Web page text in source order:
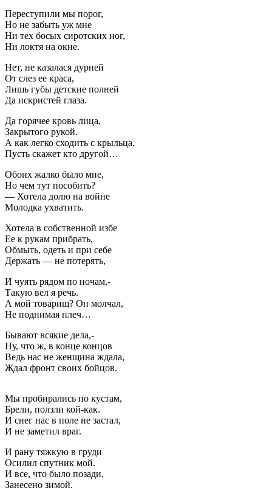
Переступили мы порог,
Но не забыть уж мне
Ни тех босых сиротских ног,
Ни локтя на окне.
Нет, не казалася дурней
От слез ее краса,
Лишь губы детские полней
Да искристей глаза.
Да горячее кровь лица,
Закрытого рукой.
А как легко сходить с крыльца,
Пусть скажет кто другой…
Обоих жалко было мне,
Но чем тут пособить?
— Хотела долю на войне
Молодка ухватить.
Хотела в собственной избе
Ее к рукам прибрать,
Обмыть, одеть и при себе
Держать — не потерять,
И чуять рядом по ночам,-
Такую вел я речь.
А мой товарищ? Он молчал,
Не поднимая плеч…
Бывают всякие дела,-
Ну, что ж, в конце концов
Ведь нас не женщина ждала,
Ждал фронт своих бойцов.
Мы пробирались по кустам,
Брели, ползли кой-как.
И снег нас в поле не застал,
И не заметил враг.
И рану тяжкую в груди
Осилил спутник мой.
И все, что было позади,
Занесено зимой.